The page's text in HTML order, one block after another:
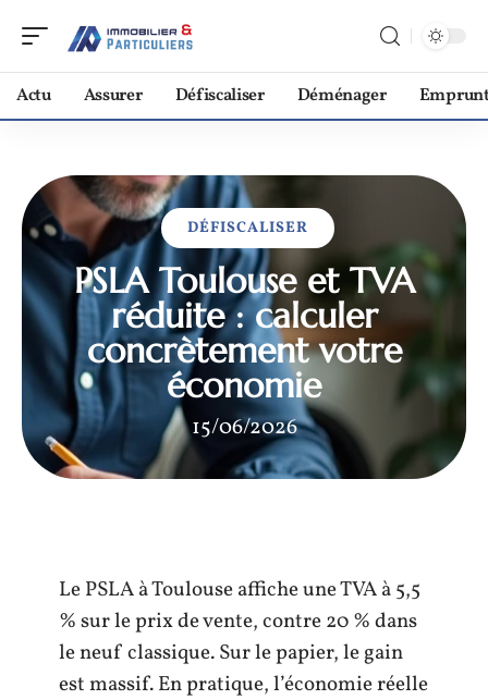
Actu Assurer Défiscaliser Déménager
DÉFISCALISER
PSLA Toulouse et TVA
réduite : calculer
concrètement votre
économie
15/06/2026
Le PSLA à Toulouse affiche une TVA à 5,5
% sur le prix de vente, contre 20 % dans
le neuf classique. Sur le papier, le gain
est massif. En pratique, l’économie réelle